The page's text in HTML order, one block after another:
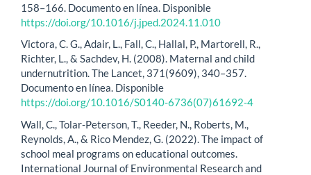
158–166. Documento en línea. Disponible
https://doi.org/10.1016/j.jped.2024.11.010
Victora, C. G., Adair, L., Fall, C., Hallal, P., Martorell, R.,
Richter, L., & Sachdev, H. (2008). Maternal and child
undernutrition. The Lancet, 371(9609), 340–357.
Documento en línea. Disponible
https://doi.org/10.1016/S0140-6736(07)61692-4
Wall, C., Tolar-Peterson, T., Reeder, N., Roberts, M.,
Reynolds, A., & Rico Mendez, G. (2022). The impact of
school meal programs on educational outcomes.
International Journal of Environmental Research and